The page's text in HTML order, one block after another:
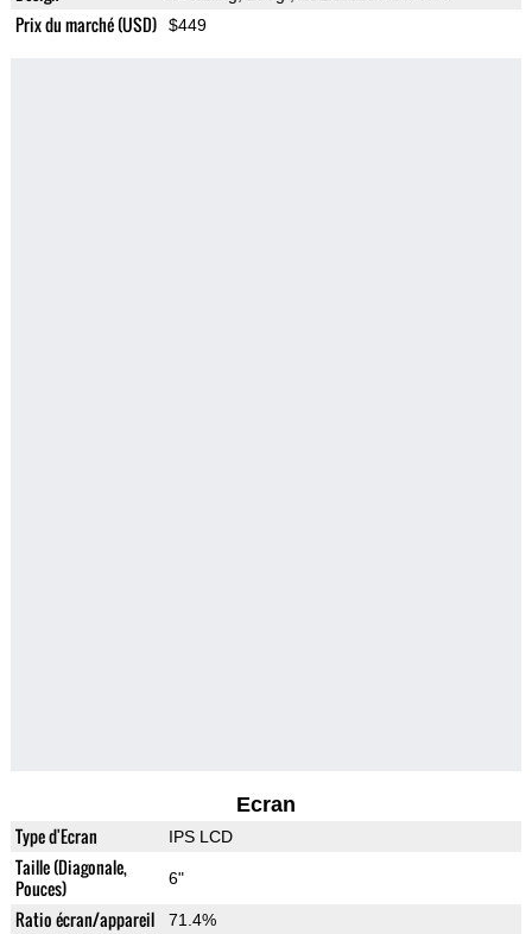
Prix du marché (USD) $449
Ecran
Type d'Ecran IPS LCD
Taille (Diagonale,
Pouces)
6"
Ratio écran/appareil 71.4%